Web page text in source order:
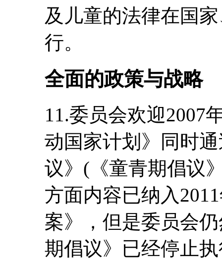
及儿童的法律在国
行。
全面的政策与战略
11.委员会欢迎2007
动国家计划》同时
议》(《童青期倡议
方面内容已纳入
案》，但是委员会
期倡议》已经停止